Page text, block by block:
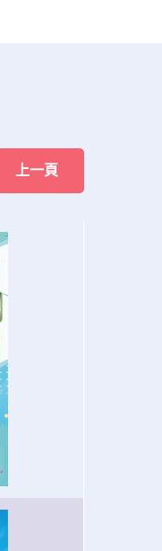
上一頁